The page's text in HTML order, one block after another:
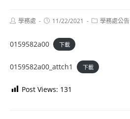
Post學務處
Post11/22/2021
Post學務處公告
0159582a00 下載
0159582a00_attch1 下載
Post Views: 131